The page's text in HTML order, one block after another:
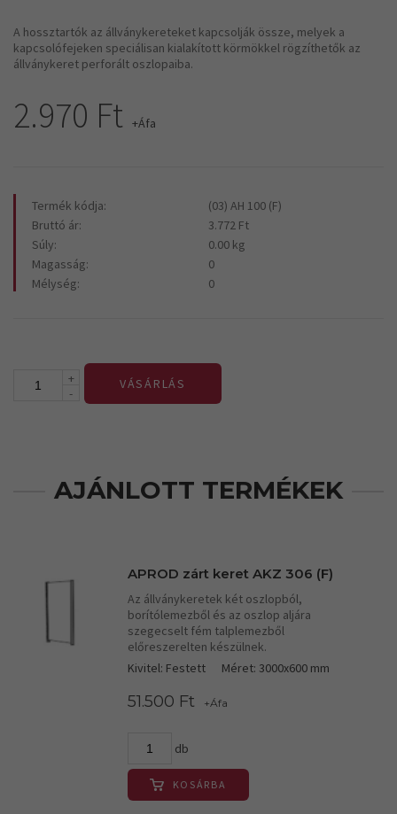
A hossztartók az állványkereteket kapcsolják össze, melyek a
kapcsolófejeken speciálisan kialakított körmökkel rögzíthetők az
állványkeret perforált oszlopaiba.
2.970 Ft +Áfa
Termék kódja:
(03) AH 100 (F)
Bruttó ár:
3.772 Ft
Súly:
0.00 kg
Magasság:
0
Mélység:
0
+
-
VÁSÁRLÁS
AJÁNLOTT TERMÉKEK
APROD zárt keret AKZ 306 (F)
Az állványkeretek két oszlopból,
borítólemezből és az oszlop aljára
szegecselt fém talplemezből
előreszerelten készülnek.
Kivitel: Festett
Méret: 3000x600 mm
51.500 Ft +Áfa
db
KOSÁRBA